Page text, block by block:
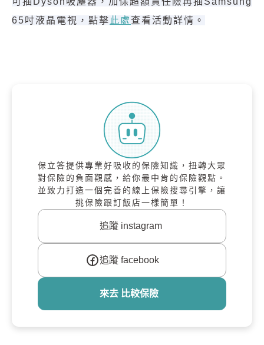
65吋液晶電視，點擊 此處 查看活動詳情。
保立答提供專業好吸收的保險知識，扭轉大眾
對保險的負面觀感，給你最中肯的保險觀點。
並致力打造一個完善的線上保險搜尋引擎，讓
挑保險跟訂飯店一樣簡單！
追蹤 instagram
追蹤 facebook
來去 比較保險